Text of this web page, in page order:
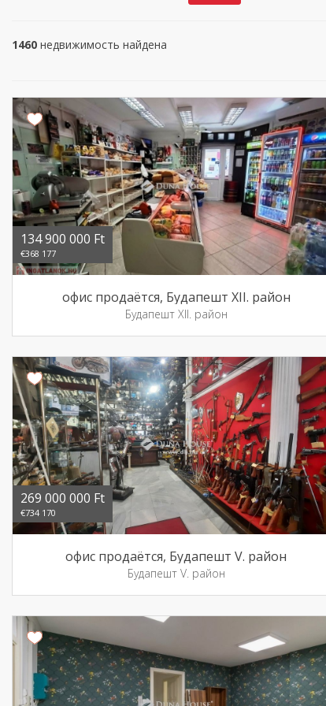
1460 недвижимость найдена
134 900 000 Ft
€368 177
офис продаётся, Будапешт XII. район
Будапешт XII. район
269 000 000 Ft
€734 170
офис продаётся, Будапешт V. район
Будапешт V. район